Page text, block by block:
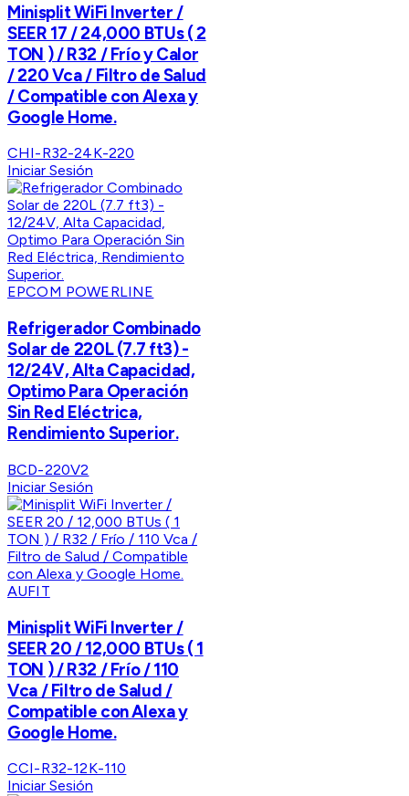
Minisplit WiFi Inverter /
SEER 17 / 24,000 BTUs ( 2
TON ) / R32 / Frío y Calor
/ 220 Vca / Filtro de Salud
/ Compatible con Alexa y
Google Home.
CHI-R32-24K-220
Iniciar Sesión
EPCOM POWERLINE
Refrigerador Combinado
Solar de 220L (7.7 ft3) -
12/24V, Alta Capacidad,
Optimo Para Operación
Sin Red Eléctrica,
Rendimiento Superior.
BCD-220V2
Iniciar Sesión
AUFIT
Minisplit WiFi Inverter /
SEER 20 / 12,000 BTUs ( 1
TON ) / R32 / Frío / 110
Vca / Filtro de Salud /
Compatible con Alexa y
Google Home.
CCI-R32-12K-110
Iniciar Sesión